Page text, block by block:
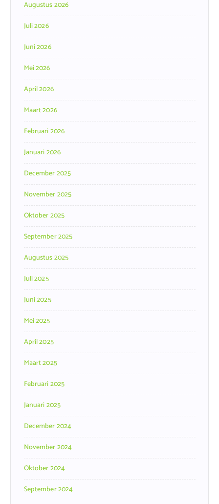
Augustus 2026
Juli 2026
Juni 2026
Mei 2026
April 2026
Maart 2026
Februari 2026
Januari 2026
December 2025
November 2025
Oktober 2025
September 2025
Augustus 2025
Juli 2025
Juni 2025
Mei 2025
April 2025
Maart 2025
Februari 2025
Januari 2025
December 2024
November 2024
Oktober 2024
September 2024